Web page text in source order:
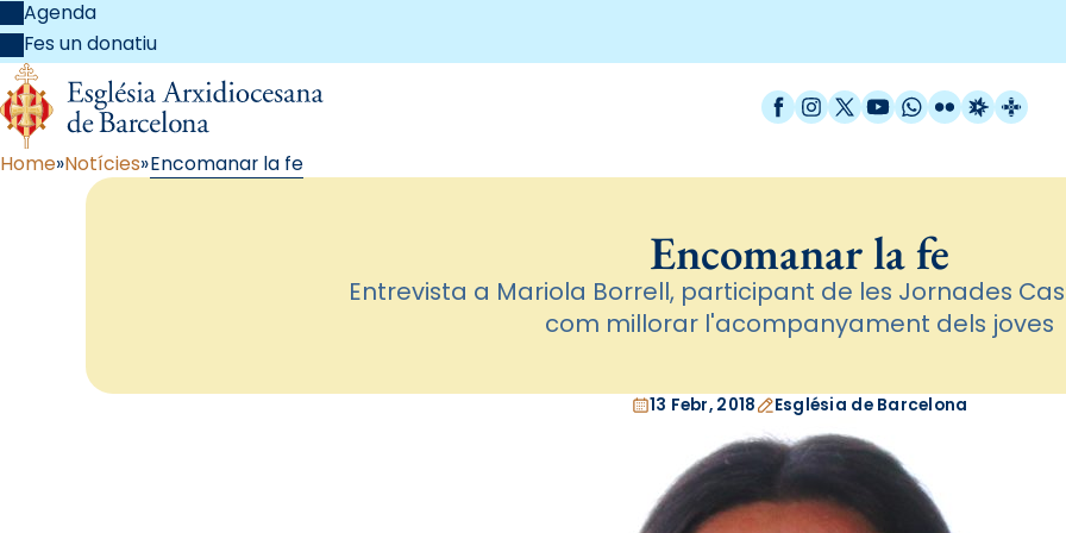
Agenda
Fes un donatiu
Facebook
Instagram
X / Twitter
YouTube
WhatsApp
FlickrRadio
Home Notícies Encomanar la fe
Encomanar la fe
Entrevista a Mariola Borrell, participant de les Jornades
com millorar l'acompanyament dels joves
13 Febr, 2018 Església de Barcelona